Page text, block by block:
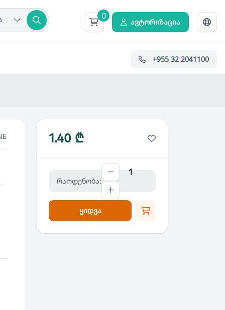
0
ავტორიზაცია
+955 32 2041100
1.40 ₾
რაოდენობა:
ყიდვა